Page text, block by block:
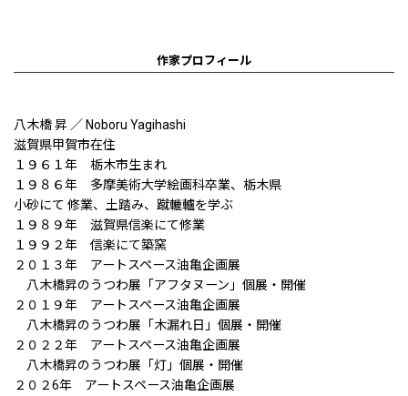
作家プロフィール
八木橋 昇 ／ Noboru Yagihashi
滋賀県甲賀市在住
１９６１年 栃木市生まれ
１９８６年 多摩美術大学絵画科卒業、栃木県
小砂にて 修業、土踏み、蹴轆轤を学ぶ
１９８９年 滋賀県信楽にて修業
１９９２年 信楽にて築窯
２０１３年 アートスペース油亀企画展
八木橋昇のうつわ展「アフタヌーン」個展・開催
２０１９年 アートスペース油亀企画展
八木橋昇のうつわ展「木漏れ日」個展・開催
２０２２年 アートスペース油亀企画展
八木橋昇のうつわ展「灯」個展・開催
２０２6年 アートスペース油亀企画展